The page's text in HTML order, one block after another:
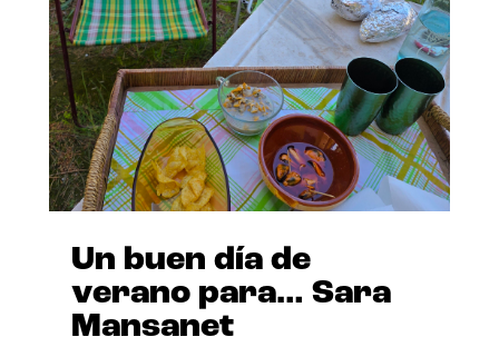
Un buen día de
verano para… Sara
Mansanet